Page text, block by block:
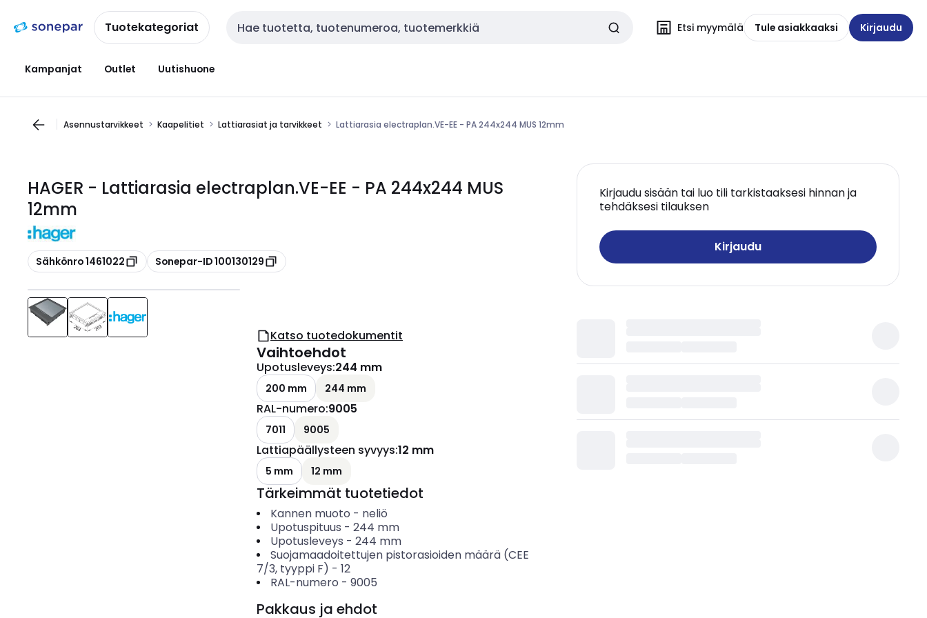
navigointiinsisältöönTuotekategoriat Haku Etsi myymälä Tule asiakkaaksi Kirjaudu
Kampanjat Outlet Uutishuone
Asennustarvikkeet Kaapelitiet Lattiarasiat ja tarvikkeet Lattiarasia electraplan.VE-EE - PA 244x244 MUS 12mm
HAGER - Lattiarasia electraplan.VE-EE - PA 244x244 MUS
12mm
Kopioi
Sähkönro 1461022 Kopioi
Sonepar-ID 100130129
Kirjaudu sisään tai luo tili tarkistaaksesi hinnan ja
tehdäksesi tilauksen
Kirjaudu
Katso tuotedokumentit
Vaihtoehdot
Upotusleveys:244 mm
200 mm 244 mm
RAL-numero:9005
7011 9005
Lattiapäällysteen syvyys:12 mm
5 mm 12 mm
Tärkeimmät tuotetiedot
Kannen muoto - neliö
Upotuspituus - 244 mm
Upotusleveys - 244 mm
Suojamaadoitettujen pistorasioiden määrä (CEE
7/3, tyyppi F) - 12
RAL-numero - 9005
Pakkaus ja ehdot